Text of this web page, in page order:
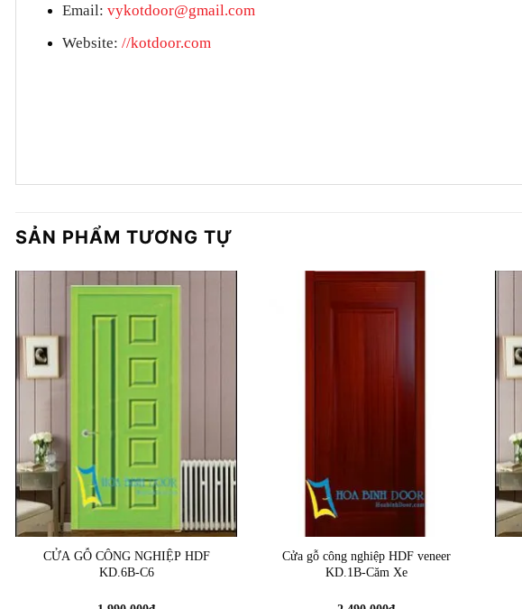
Email: vykotdoor@gmail.com
Website: //kotdoor.com
SẢN PHẨM TƯƠNG TỰ
CỬA GỖ CÔNG NGHIỆP HDF
KD.6B-C6
Cửa gỗ công nghiệp HDF veneer
KD.1B-Căm Xe